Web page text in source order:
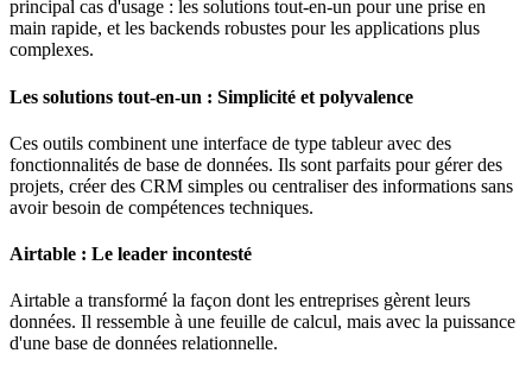
principal cas d'usage : les solutions tout-en-un pour une prise en
main rapide, et les backends robustes pour les applications plus
complexes.
Les solutions tout-en-un : Simplicité et polyvalence
Ces outils combinent une interface de type tableur avec des
fonctionnalités de base de données. Ils sont parfaits pour gérer des
projets, créer des CRM simples ou centraliser des informations sans
avoir besoin de compétences techniques.
Airtable : Le leader incontesté
Airtable a transformé la façon dont les entreprises gèrent leurs
données. Il ressemble à une feuille de calcul, mais avec la puissance
d'une base de données relationnelle.